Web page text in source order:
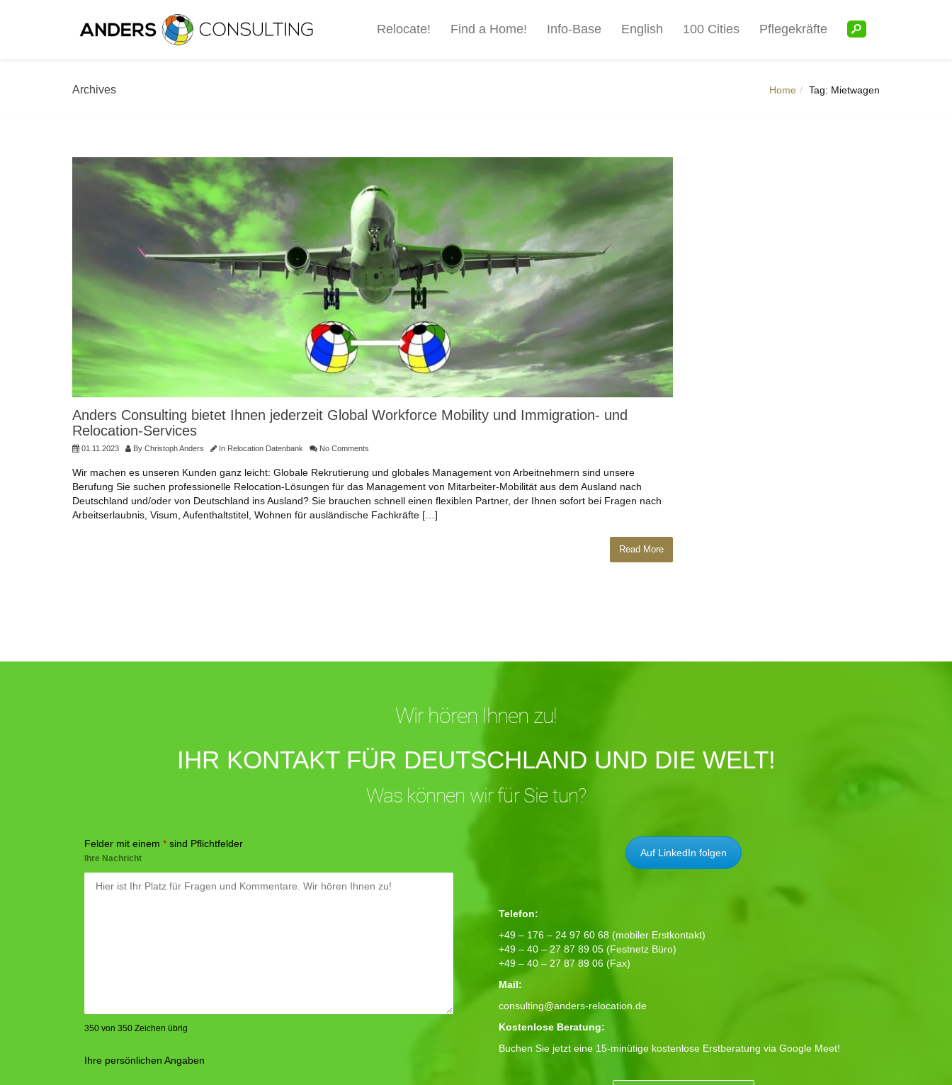
Relocate! Find a Home! Info-Base English 100 Cities Pflegekräfte
Archives Home Tag: Mietwagen
Anders Consulting bietet Ihnen jederzeit Global Workforce Mobility und Immigration- und
Relocation-Services
01.11.2023 By Christoph Anders In Relocation Datenbank No Comments
Wir machen es unseren Kunden ganz leicht: Globale Rekrutierung und globales Management von Arbeitnehmern sind unsere
Berufung Sie suchen professionelle Relocation-Lösungen für das Management von Mitarbeiter-Mobilität aus dem Ausland nach
Deutschland und/oder von Deutschland ins Ausland? Sie brauchen schnell einen flexiblen Partner, der Ihnen sofort bei Fragen nach
Arbeitserlaubnis, Visum, Aufenthaltstitel, Wohnen für ausländische Fachkräfte […]
Read More
Wir hören Ihnen zu!
IHR KONTAKT FÜR DEUTSCHLAND UND DIE WELT!
Was können wir für Sie tun?
Felder mit einem * sind Pflichtfelder
Ihre Nachricht
350 von 350 Zeichen übrig
Ihre persönlichen Angaben
Auf LinkedIn folgen
Telefon:
+49 – 176 – 24 97 60 68 (mobiler Erstkontakt)
+49 – 40 – 27 87 89 05 (Festnetz Büro)
+49 – 40 – 27 87 89 06 (Fax)
Mail:
consulting@anders-relocation.de
Kostenlose Beratung:
Buchen Sie jetzt eine 15-minütige kostenlose Erstberatung via Google Meet!